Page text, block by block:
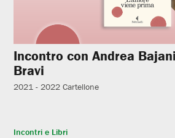
Incontro con Andrea
Bravi
2021 - 2022 Cartellone
Incontri e Libri